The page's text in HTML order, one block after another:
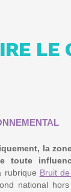
LE
la
toute
rubrique Bruit
national